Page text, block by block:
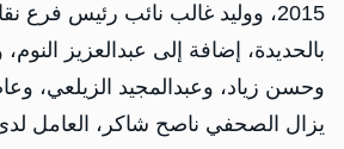
2015، ووليد غالب نائب رئيس فرع
بالحديدة، إضافة إلى عبدالعزيز النوم،
وحسن زياد، وعبدالمجيد الزيلعي،
يزال الصحفي ناصح شاكر، العامل